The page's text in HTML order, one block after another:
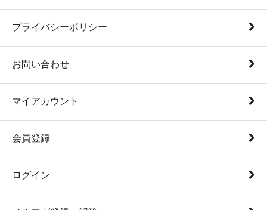
プライバシーポリシー
お問い合わせ
マイアカウント
会員登録
ログイン